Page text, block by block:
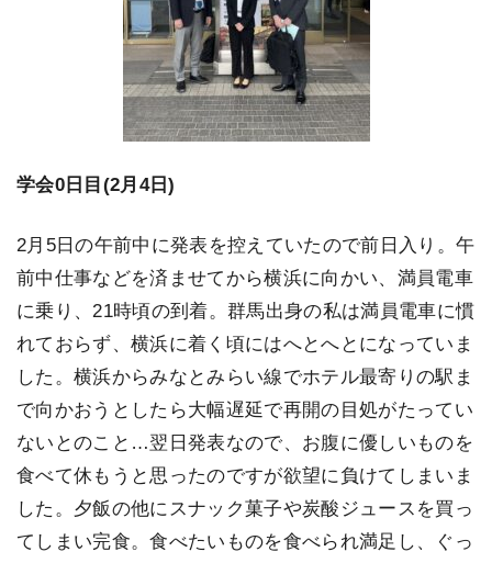
学会0日目(2月4日)
2月5日の午前中に発表を控えていたので前日入り。午
前中仕事などを済ませてから横浜に向かい、満員電車
に乗り、21時頃の到着。群馬出身の私は満員電車に慣
れておらず、横浜に着く頃にはへとへとになっていま
した。横浜からみなとみらい線でホテル最寄りの駅ま
で向かおうとしたら大幅遅延で再開の目処がたってい
ないとのこと…翌日発表なので、お腹に優しいものを
食べて休もうと思ったのですが欲望に負けてしまいま
した。夕飯の他にスナック菓子や炭酸ジュースを買っ
てしまい完食。食べたいものを食べられ満足し、ぐっ